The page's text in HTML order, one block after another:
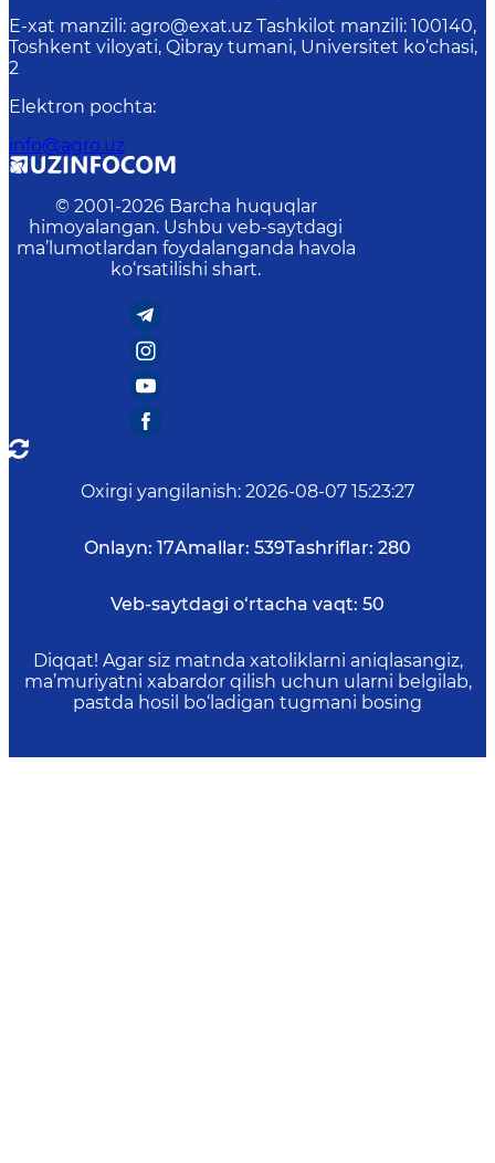
E-xat manzili: agro@exat.uz Tashkilot manzili: 100140,
Toshkent viloyati, Qibray tumani, Universitet ko‘chasi,
2
Elektron pochta:
info@agro.uz
© 2001-2026 Barcha huquqlar
himoyalangan. Ushbu veb-saytdagi
ma’lumotlardan foydalanganda havola
ko‘rsatilishi shart.
Oxirgi yangilanish: 2026-08-07 15:23:27
Onlayn: 17Amallar: 539Tashriflar: 280
Veb-saytdagi o‘rtacha vaqt: 50
Diqqat! Agar siz matnda xatoliklarni aniqlasangiz,
ma’muriyatni xabardor qilish uchun ularni belgilab,
pastda hosil bo‘ladigan tugmani bosing